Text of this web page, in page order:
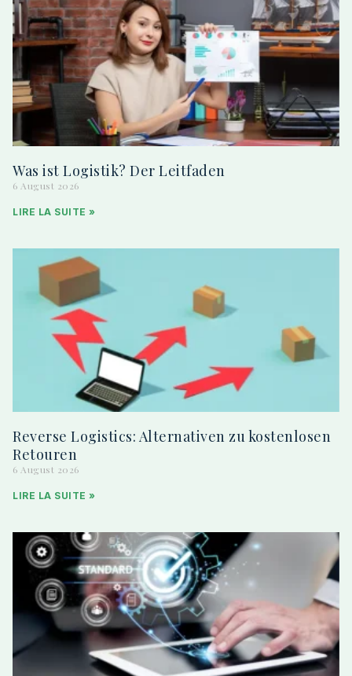
Was ist Logistik? Der Leitfaden
6 August 2026
LIRE LA SUITE »
Reverse Logistics: Alternativen zu kostenlosen
Retouren
6 August 2026
LIRE LA SUITE »